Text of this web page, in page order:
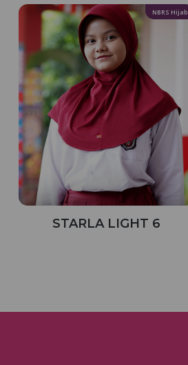
NBRS Hijab
STARLA LIGHT 6